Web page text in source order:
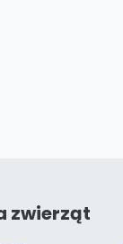
zwierząt